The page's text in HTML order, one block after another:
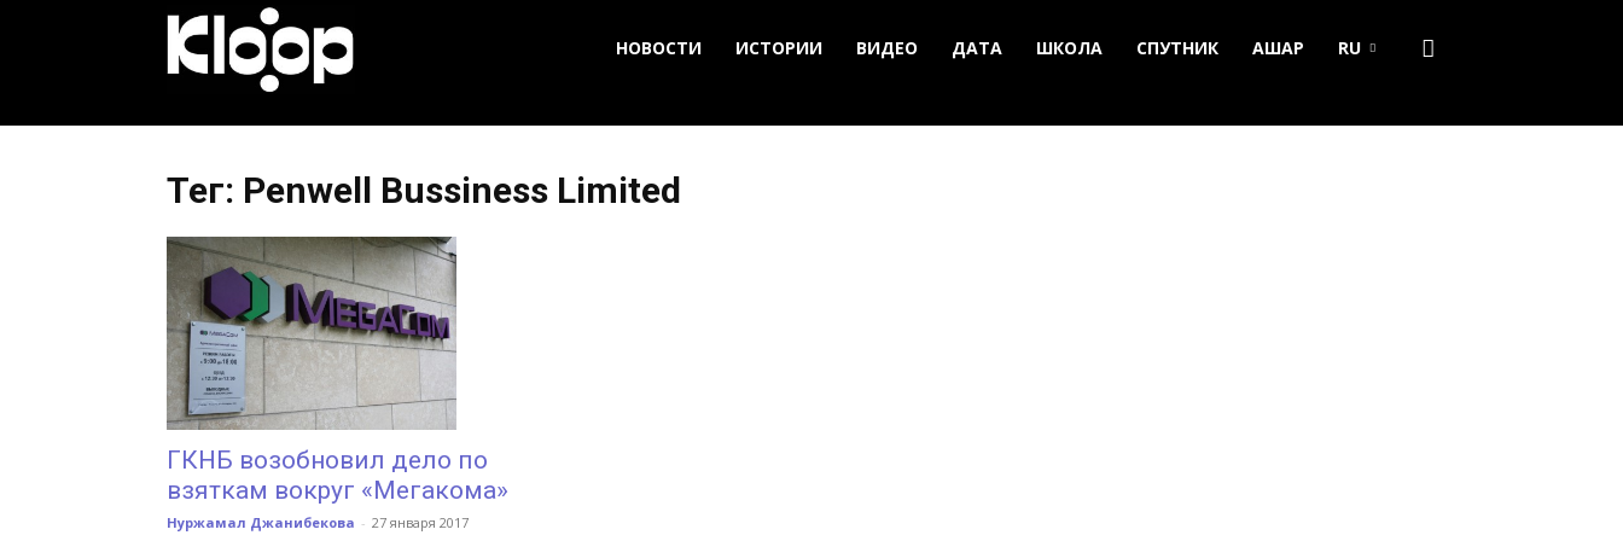
Новости
Кыргызстана
НОВОСТИ ИСТОРИИ ВИДЕО ДАТА ШКОЛА СПУТНИК АШАР RU
Тег: Penwell Bussiness Limited
ГКНБ возобновил дело по
взяткам вокруг «Мегакома»
Нуржамал Джанибекова - 27 января 2017